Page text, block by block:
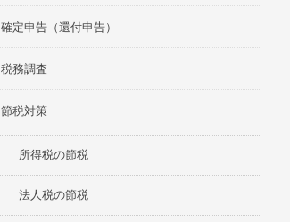
確定申告（還付申告）
税務調査
節税対策
所得税の節税
法人税の節税